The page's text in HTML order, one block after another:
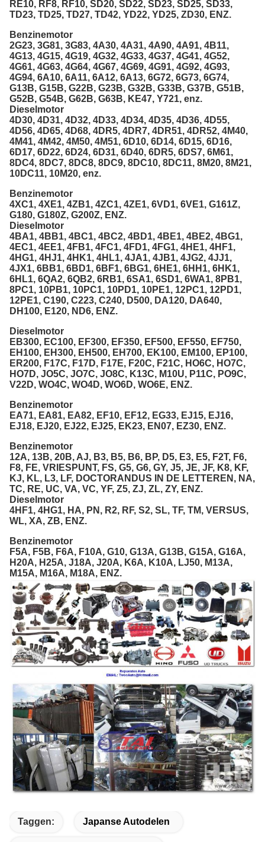
RE10, RF8, RF10, SD20, SD22, SD23, SD25, SD33,
TD23, TD25, TD27, TD42, YD22, YD25, ZD30, ENZ.
Benzinemotor
2G23, 3G81, 3G83, 4A30, 4A31, 4A90, 4A91, 4B11,
4G13, 4G15, 4G19, 4G32, 4G33, 4G37, 4G41, 4G52,
4G61, 4G63, 4G64, 4G67, 4G69, 4G91, 4G92, 4G93,
4G94, 6A10, 6A11, 6A12, 6A13, 6G72, 6G73, 6G74,
G13B, G15B, G22B, G23B, G32B, G33B, G37B, G51B,
G52B, G54B, G62B, G63B, KE47, Y721, enz.
Dieselmotor
4D30, 4D31, 4D32, 4D33, 4D34, 4D35, 4D36, 4D55,
4D56, 4D65, 4D68, 4DR5, 4DR7, 4DR51, 4DR52, 4M40,
4M41, 4M42, 4M50, 4M51, 6D10, 6D14, 6D15, 6D16,
6D17, 6D22, 6D24, 6D31, 6D40, 6DR5, 6DS7, 6M61,
8DC4, 8DC7, 8DC8, 8DC9, 8DC10, 8DC11, 8M20, 8M21,
10DC11, 10M20, enz.
Benzinemotor
4XC1, 4XE1, 4ZB1, 4ZC1, 4ZE1, 6VD1, 6VE1, G161Z,
G180, G180Z, G200Z, ENZ.
Dieselmotor
4BA1, 4BB1, 4BC1, 4BC2, 4BD1, 4BE1, 4BE2, 4BG1,
4EC1, 4EE1, 4FB1, 4FC1, 4FD1, 4FG1, 4HE1, 4HF1,
4HG1, 4HJ1, 4HK1, 4HL1, 4JA1, 4JB1, 4JG2, 4JJ1,
4JX1, 6BB1, 6BD1, 6BF1, 6BG1, 6HE1, 6HH1, 6HK1,
6HL1, 6QA2, 6QB2, 6RB1, 6SA1, 6SD1, 6WA1, 8PB1,
8PC1, 10PB1, 10PC1, 10PD1, 10PE1, 12PC1, 12PD1,
12PE1, C190, C223, C240, D500, DA120, DA640,
DH100, E120, ND6, ENZ.
Dieselmotor
EB300, EC100, EF300, EF350, EF500, EF550, EF750,
EH100, EH300, EH500, EH700, EK100, EM100, EP100,
ER200, F17C, F17D, F17E, F20C, F21C, HO6C, HO7C,
HO7D, JO5C, JO7C, JO8C, K13C, M10U, P11C, PO9C,
V22D, WO4C, WO4D, WO6D, WO6E, ENZ.
Benzinemotor
EA71, EA81, EA82, EF10, EF12, EG33, EJ15, EJ16,
EJ18, EJ20, EJ22, EJ25, EK23, EN07, EZ30, ENZ.
Benzinemotor
12A, 13B, 20B, AJ, B3, B5, B6, BP, D5, E3, E5, F2T, F6,
F8, FE, VRIESPUNT, FS, G5, G6, GY, J5, JE, JF, K8, KF,
KJ, KL, L3, LF, DOCTORANDUS IN DE LETTEREN, NA,
TC, RE, UC, VA, VC, YF, Z5, ZJ, ZL, ZY, ENZ.
Dieselmotor
4HF1, 4HG1, HA, PN, R2, RF, S2, SL, TF, TM, VERSUS,
WL, XA, ZB, ENZ.
Benzinemotor
F5A, F5B, F6A, F10A, G10, G13A, G13B, G15A, G16A,
H20A, H25A, J18A, J20A, K6A, K10A, LJ50, M13A,
M15A, M16A, M18A, ENZ.
Taggen: Japanse Autodelen